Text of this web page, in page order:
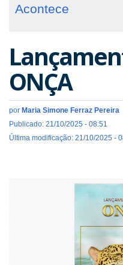
Acontece
ONÇA
por Maria Simone Ferraz Pereira
Publicado: 21/10/2025 - 08:51
Última modificação: 21/10/2025 -